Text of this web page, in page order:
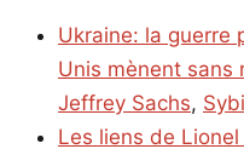
Ukraine: la guerre
Unis mènent sans
Jeffrey Sachs,
Les liens de